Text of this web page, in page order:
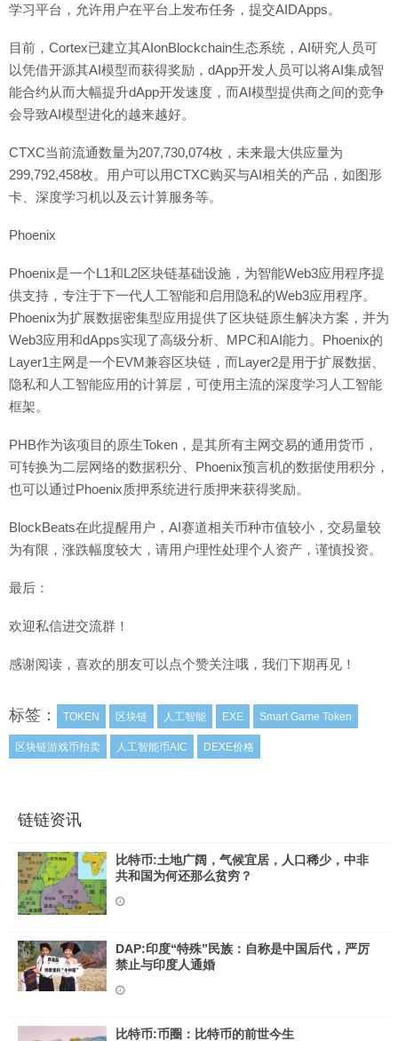
学习平台，允许用户在平台上发布任务，提交AIDApps。
目前，Cortex已建立其AIonBlockchain生态系统，AI研究人员可
以凭借开源其AI模型而获得奖励，dApp开发人员可以将AI集成智
能合约从而大幅提升dApp开发速度，而AI模型提供商之间的竞争
会导致AI模型进化的越来越好。
CTXC当前流通数量为207,730,074枚，未来最大供应量为
299,792,458枚。用户可以用CTXC购买与AI相关的产品，如图形
卡、深度学习机以及云计算服务等。
Phoenix
Phoenix是一个L1和L2区块链基础设施，为智能Web3应用程序提
供支持，专注于下一代人工智能和启用隐私的Web3应用程序。
Phoenix为扩展数据密集型应用提供了区块链原生解决方案，并为
Web3应用和dApps实现了高级分析、MPC和AI能力。Phoenix的
Layer1主网是一个EVM兼容区块链，而Layer2是用于扩展数据、
隐私和人工智能应用的计算层，可使用主流的深度学习人工智能
框架。
PHB作为该项目的原生Token，是其所有主网交易的通用货币，
可转换为二层网络的数据积分、Phoenix预言机的数据使用积分，
也可以通过Phoenix质押系统进行质押来获得奖励。
BlockBeats在此提醒用户，AI赛道相关币种市值较小，交易量较
为有限，涨跌幅度较大，请用户理性处理个人资产，谨慎投资。
最后：
欢迎私信进交流群！
感谢阅读，喜欢的朋友可以点个赞关注哦，我们下期再见！
标签： TOKEN 区块链 人工智能 EXE Smart Game Token
区块链游戏币拍卖 人工智能币AIC DEXE价格
链链资讯
比特币:土地广阔，气候宜居，人口稀少，中非
共和国为何还那么贫穷？
DAP:印度“特殊”民族：自称是中国后代，严厉
禁止与印度人通婚
比特币:币圈：比特币的前世今生